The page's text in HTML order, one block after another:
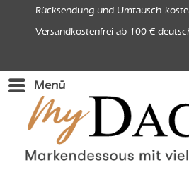
Rücksendung und Umtausch
Versandkostenfrei ab 100 €
Menü